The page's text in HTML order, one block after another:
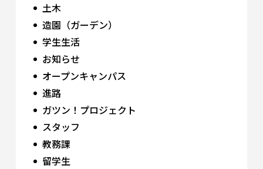
土木
造園（ガーデン）
学生生活
お知らせ
オープンキャンパス
進路
ガツン！プロジェクト
スタッフ
教務課
留学生